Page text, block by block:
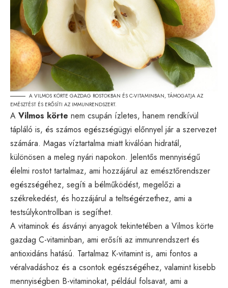
A VILMOS KÖRTE GAZDAG ROSTOKBAN ÉS C-VITAMINBAN, TÁMOGATJA AZ
EMÉSZTÉST ÉS ERŐSÍTI AZ IMMUNRENDSZERT.
A Vilmos körte nem csupán ízletes, hanem rendkívül
tápláló is, és számos egészségügyi előnnyel jár a szervezet
számára. Magas víztartalma miatt kiválóan hidratál,
különösen a meleg nyári napokon. Jelentős mennyiségű
élelmi rostot tartalmaz, ami hozzájárul az emésztőrendszer
egészségéhez, segíti a bélműködést, megelőzi a
székrekedést, és hozzájárul a teltségérzethez, ami a
testsúlykontrollban is segíthet.
A vitaminok és ásványi anyagok tekintetében a Vilmos körte
gazdag C-vitaminban, ami erősíti az immunrendszert és
antioxidáns hatású. Tartalmaz K-vitamint is, ami fontos a
véralvadáshoz és a csontok egészségéhez, valamint kisebb
mennyiségben B-vitaminokat, például folsavat, ami a